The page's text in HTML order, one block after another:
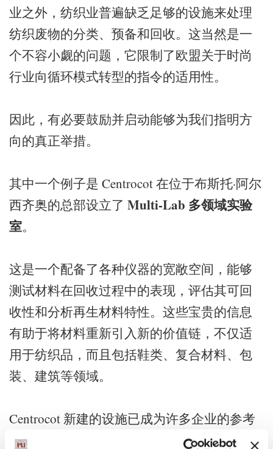
业之外，纺织业普遍缺乏足够的设施来处理
纺织废物的分类、预备和回收。这当然是一
个不容小觑的问题，它限制了欧盟关于时尚
行业向循环模式转型的指令的适用性。
因此，有必要鼓励并启动能够为我们指明方
向的真正举措。
其中一个例子是 Centrocot 在位于布斯托·阿尔
西齐奥的总部设立了 Multi-Lab 多领域实验
室。
这是一个配备了各种仪器的宽敞空间，能够
测试材料在回收过程中的表现，评估其可回
收性和分析再生材料特性。这些宝贵的信息
有助于将材料重新引入新的价值链，不仅适
用于纺织品，而且包括鞋类、复合材料、包
装、建筑等领域。
Centrocot 新建的设施已成为许多企业的参考
点，这些企业希望为自己的生产废料提供第